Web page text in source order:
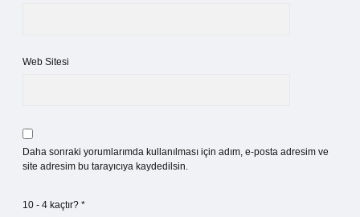
Web Sitesi
Daha sonraki yorumlarımda kullanılması için adım, e-posta adresim ve
site adresim bu tarayıcıya kaydedilsin.
10 - 4 kaçtır? *